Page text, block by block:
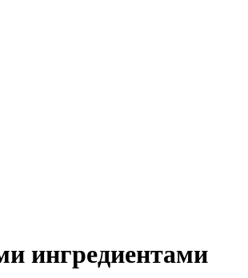
ингредиентами